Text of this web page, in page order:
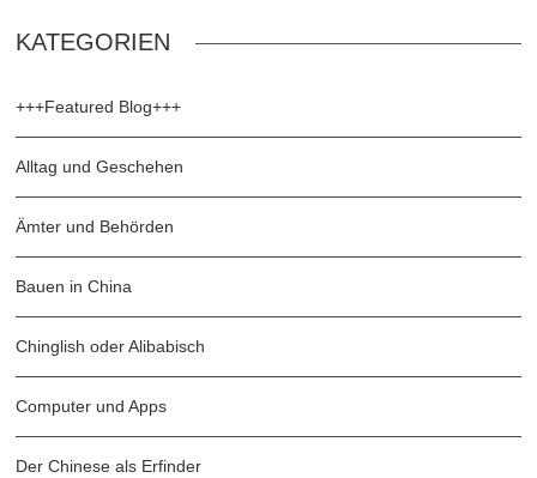
KATEGORIEN
+++Featured Blog+++
Alltag und Geschehen
Ämter und Behörden
Bauen in China
Chinglish oder Alibabisch
Computer und Apps
Der Chinese als Erfinder